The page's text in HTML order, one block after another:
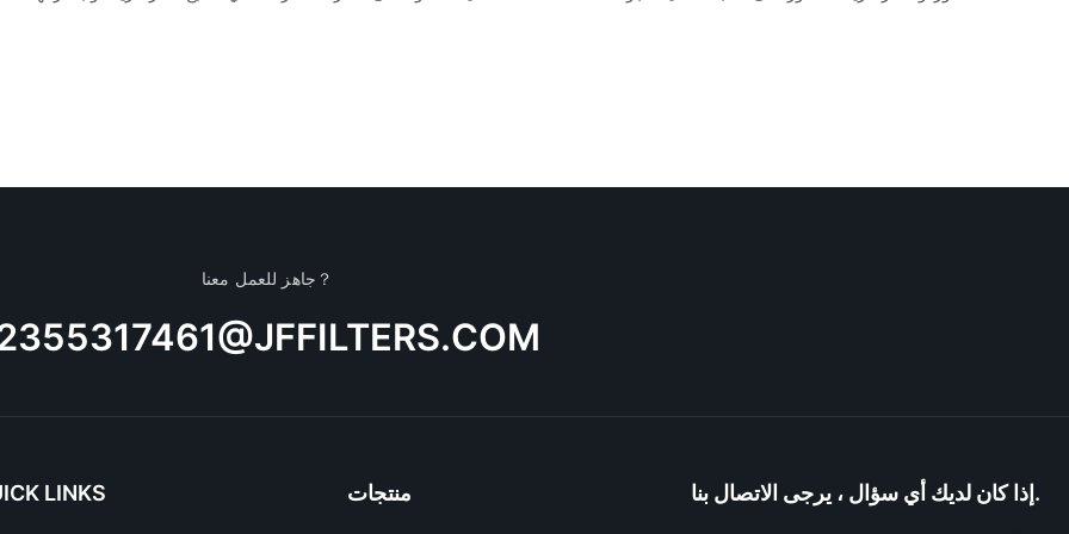
جاهز للعمل معنا？
LINKS منتجات إذا كان لديك أي سؤال ، يرجى الاتصال بنا.